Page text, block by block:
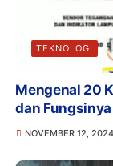
TEKNOLOGI
Mengenal 20
dan Fungsinya
NOVEMBER 12, 2024